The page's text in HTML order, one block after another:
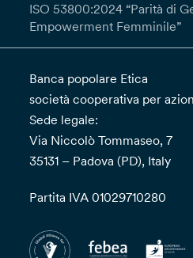
ISO 53800:2024 “Parità di
Empowerment Femminile”
Banca popolare Etica
società cooperativa per
Sede legale:
Via Niccolò Tommaseo, 7
35131 – Padova (PD), Italy
Partita IVA 01029710280